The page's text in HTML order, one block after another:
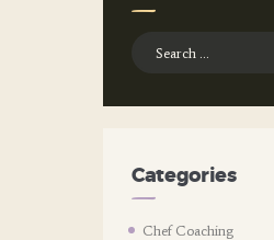
Categories
Chef Coaching